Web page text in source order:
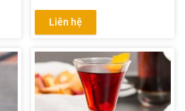
Liên hệ